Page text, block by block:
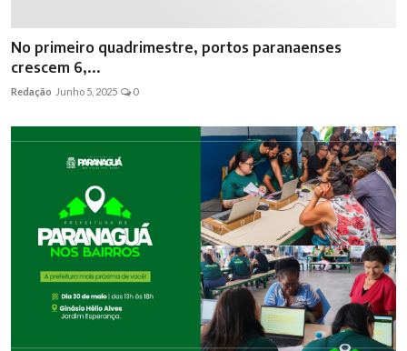
No primeiro quadrimestre, portos paranaenses
crescem 6,...
Redação Junho 5, 2025 0